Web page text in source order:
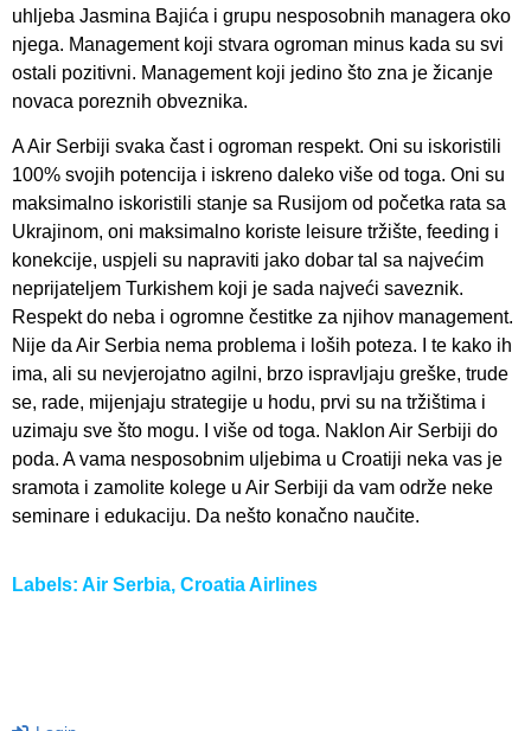
uhljeba Jasmina Bajića i grupu nesposobnih managera oko
njega. Management koji stvara ogroman minus kada su svi
ostali pozitivni. Management koji jedino što zna je žicanje
novaca poreznih obveznika.
A Air Serbiji svaka čast i ogroman respekt. Oni su iskoristili
100% svojih potencija i iskreno daleko više od toga. Oni su
maksimalno iskoristili stanje sa Rusijom od početka rata sa
Ukrajinom, oni maksimalno koriste leisure tržište, feeding i
konekcije, uspjeli su napraviti jako dobar tal sa najvećim
neprijateljem Turkishem koji je sada najveći saveznik.
Respekt do neba i ogromne čestitke za njihov management.
Nije da Air Serbia nema problema i loših poteza. I te kako ih
ima, ali su nevjerojatno agilni, brzo ispravljaju greške, trude
se, rade, mijenjaju strategije u hodu, prvi su na tržištima i
uzimaju sve što mogu. I više od toga. Naklon Air Serbiji do
poda. A vama nesposobnim uljebima u Croatiji neka vas je
sramota i zamolite kolege u Air Serbiji da vam održe neke
seminare i edukaciju. Da nešto konačno naučite.
Labels: Air Serbia, Croatia Airlines